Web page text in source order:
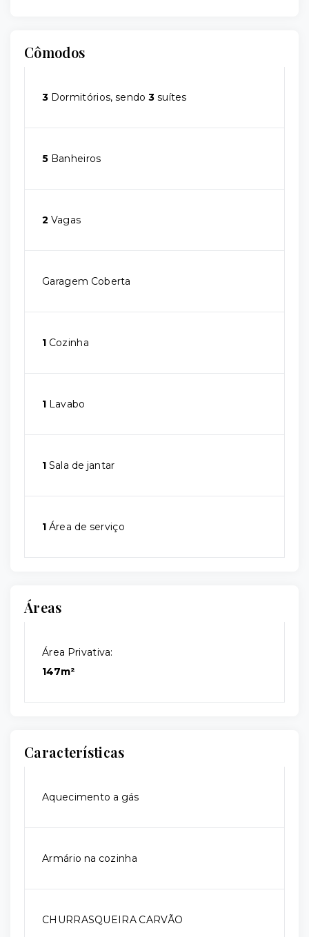
Cômodos
3 Dormitórios, sendo3 suítes
5 Banheiros
2 Vagas
Garagem Coberta
1 Cozinha
1 Lavabo
1 Sala de jantar
1 Área de serviço
Áreas
Área Privativa:
147m²
Características
Aquecimento a gás
Armário na cozinha
CHURRASQUEIRA CARVÃO